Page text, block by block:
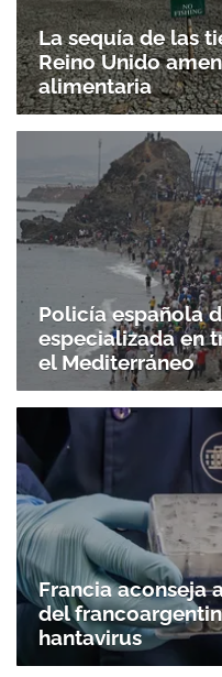
La sequía de las
Reino Unido
alimentaria
Policía española
especializada en
el Mediterráneo
Francia aconseja
del
hantavirus